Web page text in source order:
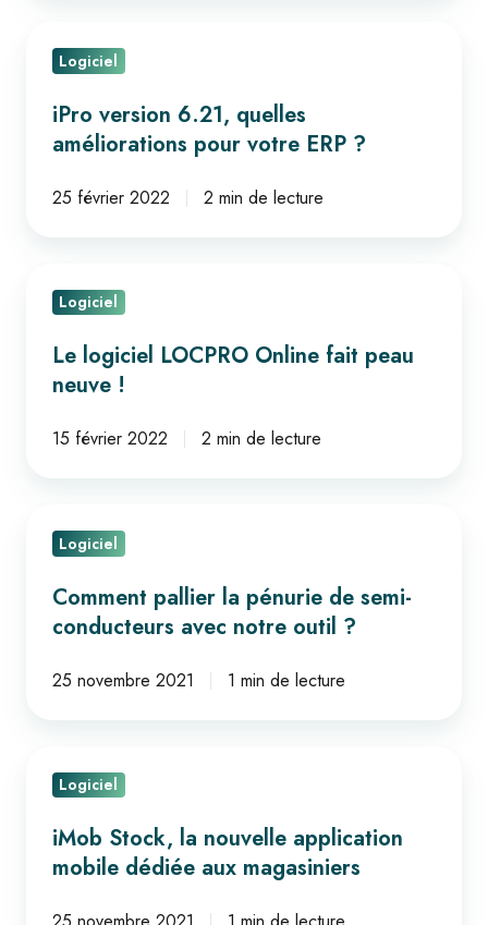
version
6.21,
quelles
améliorations
pour
Logiciel
iPro version 6.21, quelles
améliorations pour votre ERP ?
25 février 2022 2 min de lecture
logiciel
LOCPRO
Online
peau
Logiciel
Le logiciel LOCPRO Online fait peau
neuve !
15 février 2022 2 min de lecture
pallier
pénurie
semi-
Logiciel
Comment pallier la pénurie de semi-
conducteurs avec notre outil ?
25 novembre 2021 1 min de lecture
Stock,
nouvelle
application
mobile
Logiciel
iMob Stock, la nouvelle application
mobile dédiée aux magasiniers